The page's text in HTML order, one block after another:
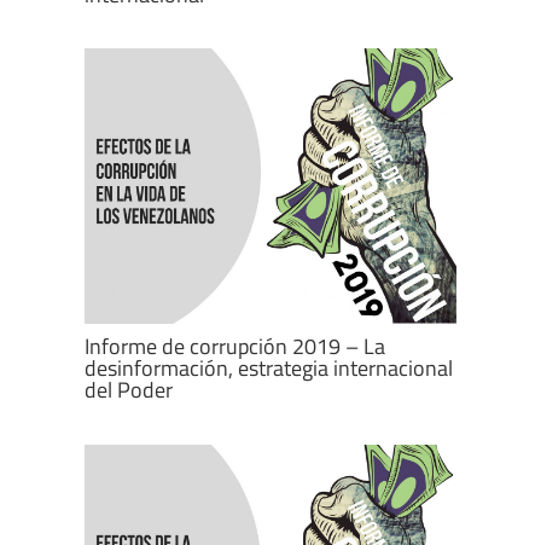
Informe de corrupción 2019 – La
desinformación, estrategia internacional
del Poder